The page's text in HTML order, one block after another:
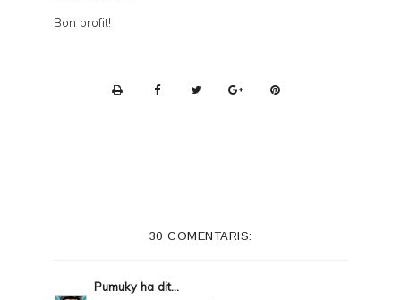
Bon profit!
30 COMENTARIS:
Pumukyha dit...